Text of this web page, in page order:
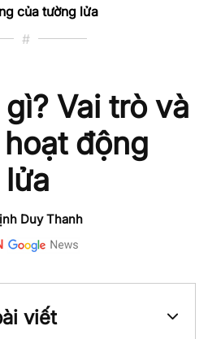
của tường lửa
#
Vai trò và
động
Duy Thanh
viết